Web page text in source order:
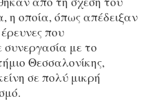
η οποία, όπως απέδειξαν
που
με το
Θεσσαλονίκης,
σε πολύ μικρή